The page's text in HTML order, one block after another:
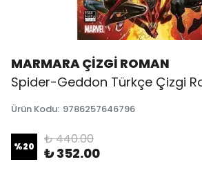
MARMARA ÇİZGİ ROMAN
Spider-Geddon Türkçe Çizgi
Ürün Kodu: 9786257646796
%20 ₺ 440.00
₺ 352.00